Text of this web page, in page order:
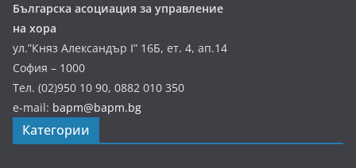
Българска асоциация за управление
на хора
ул.”Княз Александър І” 16Б, ет. 4, ап.14
София – 1000
Тел. (02)950 10 90, 0882 010 350
e-mail: bapm@bapm.bg
Категории